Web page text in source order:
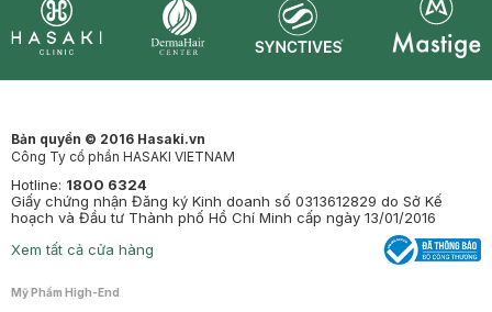
Bản quyền © 2016 Hasaki.vn
Công Ty cổ phần HASAKI VIETNAM
Hotline: 1800 6324
Giấy chứng nhận Đăng ký Kinh doanh số 0313612829 do Sở Kế
hoạch và Đầu tư Thành phố Hồ Chí Minh cấp ngày 13/01/2016
Xem tất cả cửa hàng
Mỹ Phẩm High-End